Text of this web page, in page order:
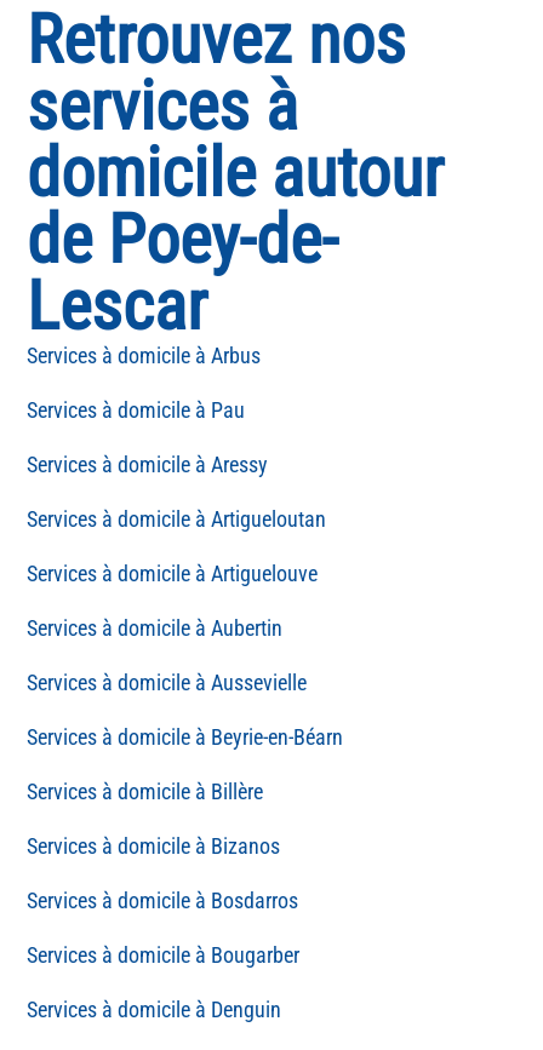
Retrouvez nos
services à
domicile autour
de Poey-de-
Lescar
Arbus
Pau
Aressy
Artigueloutan
Artiguelouve
Aubertin
Aussevielle
Beyrie-en-Béarn
Billère
Bizanos
Bosdarros
Bougarber
Denguin